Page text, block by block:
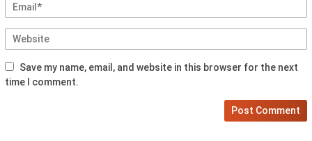
Save my name, email, and website in this browser for the next
time I comment.